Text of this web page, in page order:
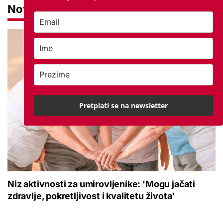
Novosti
Niz aktivnosti za umirovljenike: 'Mogu jačati
zdravlje, pokretljivost i kvalitetu života'
Pretplati se na newsletter